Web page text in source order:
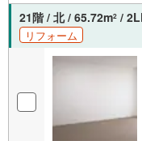
ペースやおむ
前のLINE相談
数の古い物件の
提案します。～
り上げられま
21階 / 北 / 65.72m2 /
リフォーム